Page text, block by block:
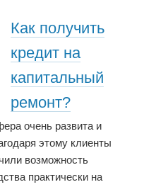
Как получить
кредит на
капитальный
ремонт?
очень развита и
этому клиенты
возможность
практически на